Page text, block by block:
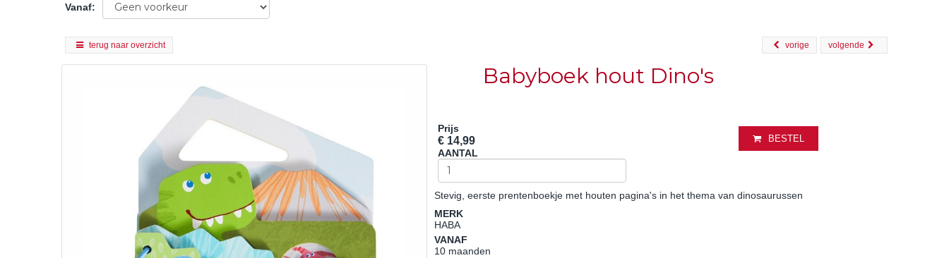
Vanaf:
terug naar overzicht volgende
vorige
Babyboek hout Dino's
Prijs
€ 14,99
AANTAL
BESTEL
Stevig, eerste prentenboekje met houten pagina's in het thema van dinosaurussen
MERK
HABA
VANAF
10 maanden